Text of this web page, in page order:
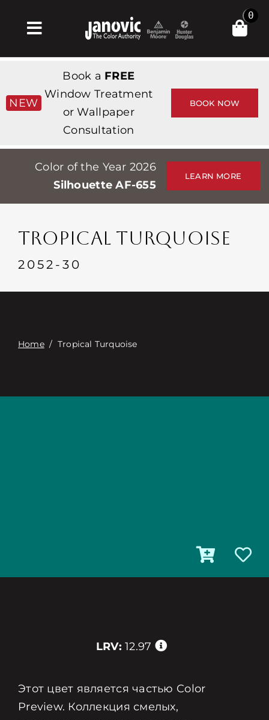
Toggle
Navigation
Products & Services
Магазин
Professionals
Stores
События
Связаться с
0
NEW
Book a FREE
Window Treatment
or Wallpaper
Consultation
BOOK NOW
Color of the Year 2026
Silhouette AF-655
LEARN MORE
TROPICAL TURQUOISE
2052-30
Home/ Tropical Turquoise
LRV: 12.97
Этот цвет является частью Color
Preview. Коллекция смелых,